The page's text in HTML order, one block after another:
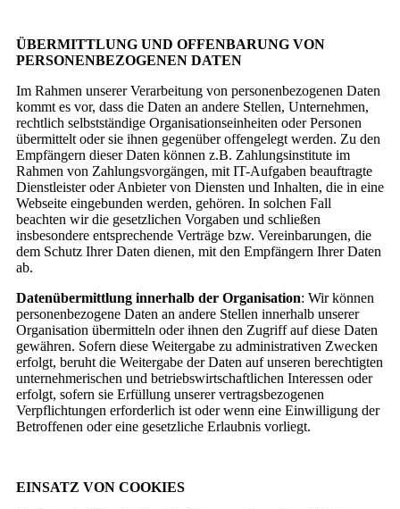
ÜBERMITTLUNG UND OFFENBARUNG VON
PERSONENBEZOGENEN DATEN
Im Rahmen unserer Verarbeitung von personenbezogenen Daten
kommt es vor, dass die Daten an andere Stellen, Unternehmen,
rechtlich selbstständige Organisationseinheiten oder Personen
übermittelt oder sie ihnen gegenüber offengelegt werden. Zu den
Empfängern dieser Daten können z.B. Zahlungsinstitute im
Rahmen von Zahlungsvorgängen, mit IT-Aufgaben beauftragte
Dienstleister oder Anbieter von Diensten und Inhalten, die in eine
Webseite eingebunden werden, gehören. In solchen Fall
beachten wir die gesetzlichen Vorgaben und schließen
insbesondere entsprechende Verträge bzw. Vereinbarungen, die
dem Schutz Ihrer Daten dienen, mit den Empfängern Ihrer Daten
ab.
Datenübermittlung innerhalb der Organisation: Wir können
personenbezogene Daten an andere Stellen innerhalb unserer
Organisation übermitteln oder ihnen den Zugriff auf diese Daten
gewähren. Sofern diese Weitergabe zu administrativen Zwecken
erfolgt, beruht die Weitergabe der Daten auf unseren berechtigten
unternehmerischen und betriebswirtschaftlichen Interessen oder
erfolgt, sofern sie Erfüllung unserer vertragsbezogenen
Verpflichtungen erforderlich ist oder wenn eine Einwilligung der
Betroffenen oder eine gesetzliche Erlaubnis vorliegt.
EINSATZ VON COOKIES